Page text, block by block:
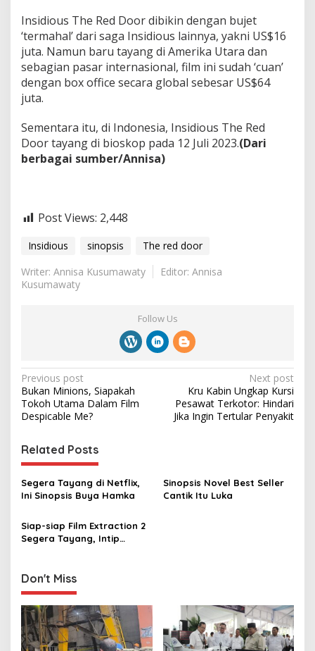
Insidious The Red Door dibikin dengan bujet
‘termahal’ dari saga Insidious lainnya, yakni US$16
juta. Namun baru tayang di Amerika Utara dan
sebagian pasar internasional, film ini sudah ‘cuan’
dengan box office secara global sebesar US$64
juta.
Sementara itu, di Indonesia, Insidious The Red
Door tayang di bioskop pada 12 Juli 2023.(Dari
berbagai sumber/Annisa)
Post Views: 2,448
Insidious sinopsis
The red door
Writer: Annisa Kusumawaty
Editor: Annisa
Kusumawaty
Follow Us
P
o
s
t
n
a
v
i
g
t
i
o
n
Previous post
Bukan Minions, Siapakah
Tokoh Utama Dalam Film
Despicable Me?
Next post
Kru Kabin Ungkap Kursi
Pesawat Terkotor: Hindari
Jika Ingin Tertular Penyakit
Related Posts
Segera Tayang di Netflix,
Ini Sinopsis Buya Hamka
Sinopsis Novel Best Seller
Cantik Itu Luka
Siap-siap Film Extraction 2
Segera Tayang, Intip
Don't Miss